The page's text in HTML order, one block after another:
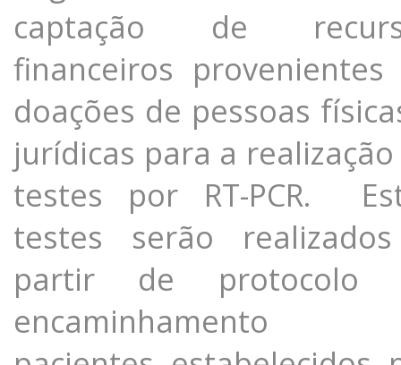
captação de
financeiros provenientes
doações de pessoas
jurídicas para a
testes por RT-PCR.
testes serão
partir de protocolo
encaminhamento